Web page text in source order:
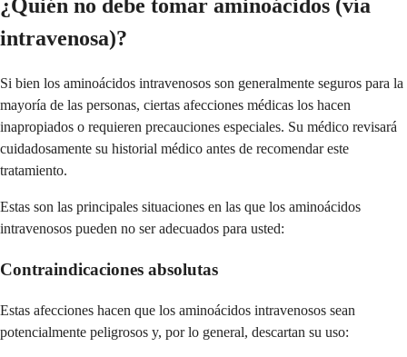
¿Quién no debe tomar aminoácidos (vía
intravenosa)?
Si bien los aminoácidos intravenosos son generalmente seguros para la
mayoría de las personas, ciertas afecciones médicas los hacen
inapropiados o requieren precauciones especiales. Su médico revisará
cuidadosamente su historial médico antes de recomendar este
tratamiento.
Estas son las principales situaciones en las que los aminoácidos
intravenosos pueden no ser adecuados para usted:
Contraindicaciones absolutas
Estas afecciones hacen que los aminoácidos intravenosos sean
potencialmente peligrosos y, por lo general, descartan su uso: